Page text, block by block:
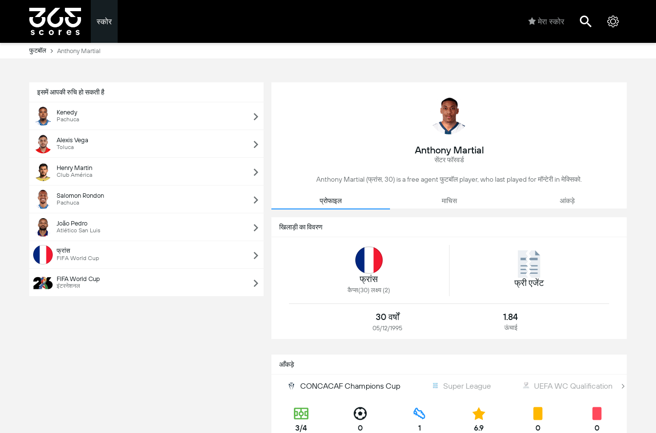
स्कोर मेरा स्कोर
फुटबॉल Anthony Martial
इसमें आपकी रुचि हो सकती है
Kenedy
Pachuca
Alexis Vega
Toluca
Henry Martin
Club América
Salomon Rondon
Pachuca
João Pedro
Atlético San Luis
फ्रांस
FIFA World Cup
FIFA World Cup
इंटरनेशनल
Anthony Martial
सेंटर फॉरवर्ड
Anthony Martial (फ्रांस, 30) is a free agent फुटबॉल player, who last played for मॉन्टेरी in मेक्सिको.
प्रोफाइल माचिस आंकड़े
खिलाड़ी का विवरण
फ्रांस
कैप्स(30) लक्ष्य (2)
फ्री एजेंट
30 वर्षों
05/12/1995
1.84
ऊंचाई
आँकड़े
CONCACAF Champions Cup Super League UEFA WC Qualification
3/4 0 1 6.9 0 0